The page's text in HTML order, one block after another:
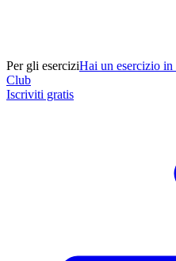
Per gli eserciziHai un esercizio in
Club
Iscriviti gratis